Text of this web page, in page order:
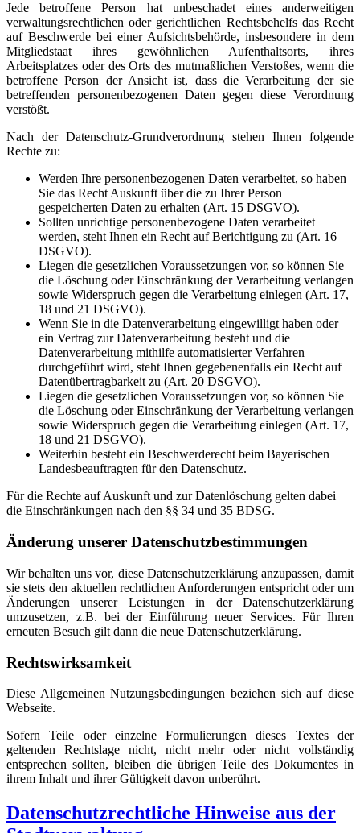
Jede betroffene Person hat unbeschadet eines anderweitigen
verwaltungsrechtlichen oder gerichtlichen Rechtsbehelfs das Recht
auf Beschwerde bei einer Aufsichtsbehörde, insbesondere in dem
Mitgliedstaat ihres gewöhnlichen Aufenthaltsorts, ihres
Arbeitsplatzes oder des Orts des mutmaßlichen Verstoßes, wenn die
betroffene Person der Ansicht ist, dass die Verarbeitung der sie
betreffenden personenbezogenen Daten gegen diese Verordnung
verstößt.
Nach der Datenschutz-Grundverordnung stehen Ihnen folgende
Rechte zu:
Werden Ihre personenbezogenen Daten verarbeitet, so haben
Sie das Recht Auskunft über die zu Ihrer Person
gespeicherten Daten zu erhalten (Art. 15 DSGVO).
Sollten unrichtige personenbezogene Daten verarbeitet
werden, steht Ihnen ein Recht auf Berichtigung zu (Art. 16
DSGVO).
Liegen die gesetzlichen Voraussetzungen vor, so können Sie
die Löschung oder Einschränkung der Verarbeitung verlangen
sowie Widerspruch gegen die Verarbeitung einlegen (Art. 17,
18 und 21 DSGVO).
Wenn Sie in die Datenverarbeitung eingewilligt haben oder
ein Vertrag zur Datenverarbeitung besteht und die
Datenverarbeitung mithilfe automatisierter Verfahren
durchgeführt wird, steht Ihnen gegebenenfalls ein Recht auf
Datenübertragbarkeit zu (Art. 20 DSGVO).
Liegen die gesetzlichen Voraussetzungen vor, so können Sie
die Löschung oder Einschränkung der Verarbeitung verlangen
sowie Widerspruch gegen die Verarbeitung einlegen (Art. 17,
18 und 21 DSGVO).
Weiterhin besteht ein Beschwerderecht beim Bayerischen
Landesbeauftragten für den Datenschutz.
Für die Rechte auf Auskunft und zur Datenlöschung gelten dabei
die Einschränkungen nach den §§ 34 und 35 BDSG.
Änderung unserer Datenschutzbestimmungen
Wir behalten uns vor, diese Datenschutzerklärung anzupassen, damit
sie stets den aktuellen rechtlichen Anforderungen entspricht oder um
Änderungen unserer Leistungen in der Datenschutzerklärung
umzusetzen, z.B. bei der Einführung neuer Services. Für Ihren
erneuten Besuch gilt dann die neue Datenschutzerklärung.
Rechtswirksamkeit
Diese Allgemeinen Nutzungsbedingungen beziehen sich auf diese
Webseite.
Sofern Teile oder einzelne Formulierungen dieses Textes der
geltenden Rechtslage nicht, nicht mehr oder nicht vollständig
entsprechen sollten, bleiben die übrigen Teile des Dokumentes in
ihrem Inhalt und ihrer Gültigkeit davon unberührt.
Datenschutzrechtliche Hinweise aus der